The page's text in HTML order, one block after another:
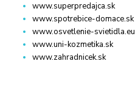
www.superpredajca.sk
www.spotrebice-domace.sk
www.osvetlenie-svietidla.eu
www.uni-kozmetika.sk
www.zahradnicek.sk